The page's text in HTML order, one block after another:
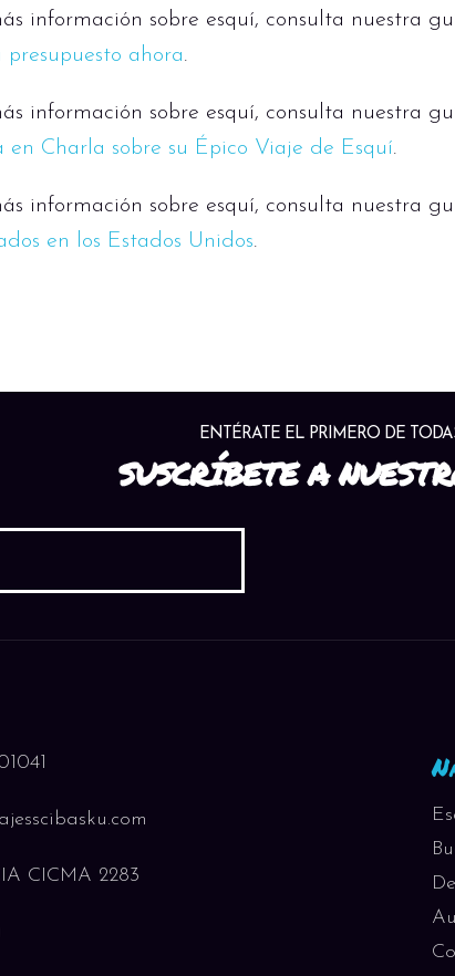
información sobre esquí, consulta nuestra
presupuesto ahora.
información sobre esquí, consulta nuestra
en Charla sobre su Épico Viaje de Esquí.
información sobre esquí, consulta nuestra
en los Estados Unidos.
ENTÉRATE EL PRIMERO DE
SUSCRÍBETE A
CICMA 2283